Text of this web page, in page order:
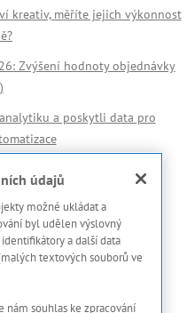
kreativ, měříte jejich výkonnost
Zvýšení hodnoty objednávky
a poskytli data pro
cookies
zpracovávaných údajů
údajů
možné ukládat a
byl udělen výslovný
a další data
textových souborů ve
nám souhlas ke zpracování